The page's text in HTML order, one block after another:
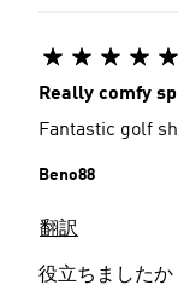
Really comfy
Fantastic golf
Beno88
翻訳
役立ちましたか